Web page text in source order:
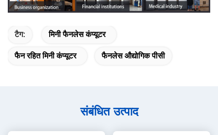
टैग: मिनी फैनलेस कंप्यूटर
फैन रहित मिनी कंप्यूटर फैनलेस औद्योगिक पीसी
संबंधित उत्पाद